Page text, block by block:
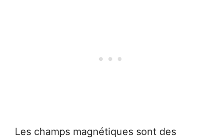
Les champs magnétiques sont des